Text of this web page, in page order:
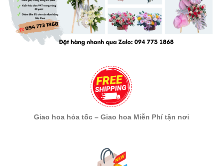
Giao hoa hỏa tốc – Giao hoa Miễn Phí tận nơi